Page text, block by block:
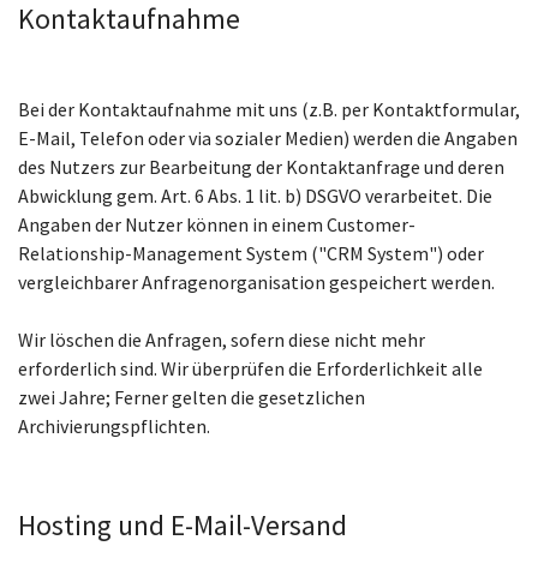
Kontaktaufnahme
Bei der Kontaktaufnahme mit uns (z.B. per Kontaktformular,
E-Mail, Telefon oder via sozialer Medien) werden die Angaben
des Nutzers zur Bearbeitung der Kontaktanfrage und deren
Abwicklung gem. Art. 6 Abs. 1 lit. b) DSGVO verarbeitet. Die
Angaben der Nutzer können in einem Customer-
Relationship-Management System ("CRM System") oder
vergleichbarer Anfragenorganisation gespeichert werden.
Wir löschen die Anfragen, sofern diese nicht mehr
erforderlich sind. Wir überprüfen die Erforderlichkeit alle
zwei Jahre; Ferner gelten die gesetzlichen
Archivierungspflichten.
Hosting und E-Mail-Versand